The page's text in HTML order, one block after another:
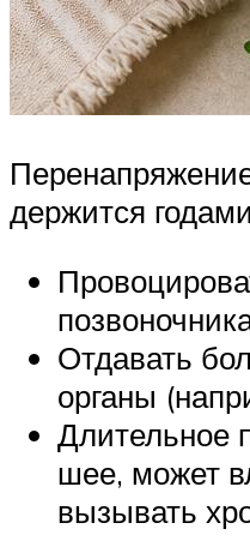
держится
Отдавать
органы
Длительное
шее, может
вызывать